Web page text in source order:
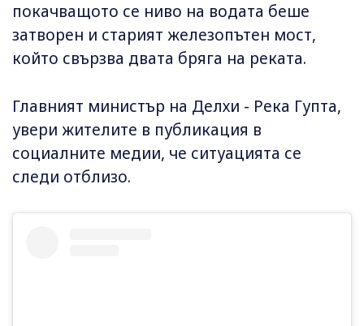
покачващото се ниво на водата беше
затворен и старият железопътен мост,
който свързва двата бряга на реката.
Главният министър на Делхи - Река Гупта,
увери жителите в публикация в
социалните медии, че ситуацията се
следи отблизо.